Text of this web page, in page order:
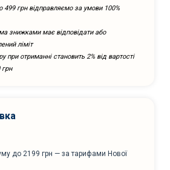
грн відправляємо за умови 100%
знижками має відповідати або
ліміт
при отриманні становить 2% від вартості
грн
до 2199 грн — за тарифами Нової